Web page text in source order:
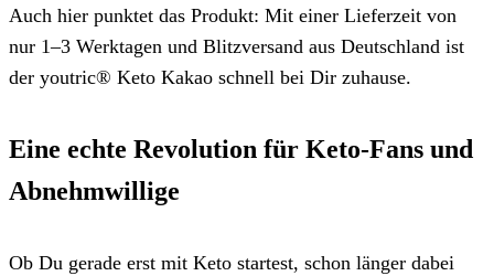
Auch hier punktet das Produkt: Mit einer Lieferzeit von
nur 1–3 Werktagen und Blitzversand aus Deutschland ist
der youtric® Keto Kakao schnell bei Dir zuhause.
Eine echte Revolution für Keto-Fans und
Abnehmwillige
Ob Du gerade erst mit Keto startest, schon länger dabei